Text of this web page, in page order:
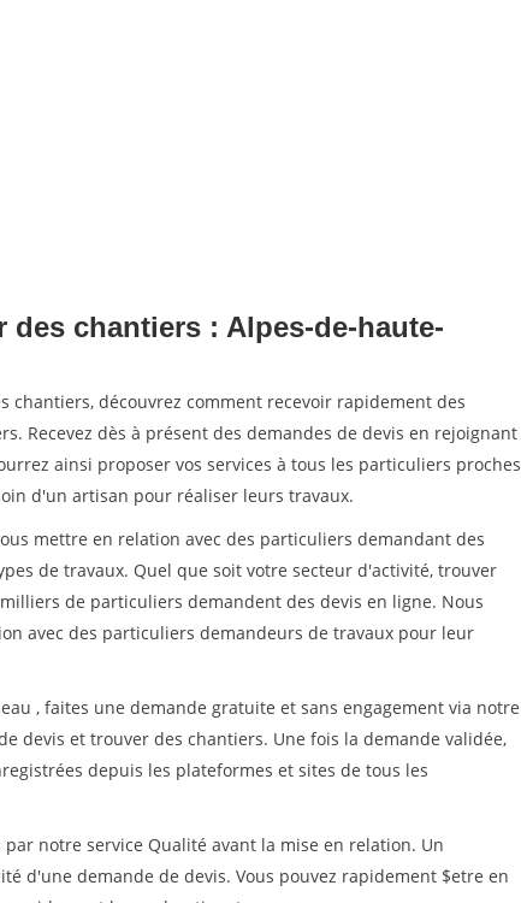
chantiers : Alpes-de-haute-
chantiers, découvrez comment recevoir rapidement des
Recevez dès à présent des demandes de devis en rejoignant
ainsi proposer vos services à tous les particuliers proches
d'un artisan pour réaliser leurs travaux.
mettre en relation avec des particuliers demandant des
de travaux. Quel que soit votre secteur d'activité, trouver
de particuliers demandent des devis en ligne. Nous
avec des particuliers demandeurs de travaux pour leur
, faites une demande gratuite et sans engagement via notre
devis et trouver des chantiers. Une fois la demande validée,
depuis les plateformes et sites de tous les
notre service Qualité avant la mise en relation. Un
d'une demande de devis. Vous pouvez rapidement $etre en